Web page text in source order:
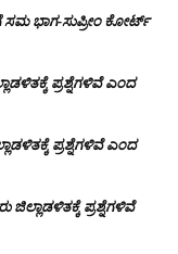
ಸಮ ಭಾಗ-ಸುಪ್ರೀಂ ಕೋರ್ಟ್
ಪ್ರಶ್ನೆಗಳಿವೆ ಎಂದ
ಪ್ರಶ್ನೆಗಳಿವೆ ಎಂದ
ಪ್ರಶ್ನೆಗಳಿವೆ